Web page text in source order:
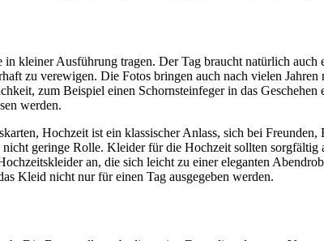
kleiner Ausführung tragen. Der Tag braucht natürlich auch
zu verewigen. Die Fotos bringen auch nach vielen
zum Beispiel einen Schornsteinfeger in das
werden.
Hochzeit ist ein klassischer Anlass, sich bei Freunden,
geringe Rolle. Kleider für die Hochzeit sollten sorgfältig
an, die sich leicht zu einer eleganten
Kleid nicht nur für einen Tag ausgegeben werden.